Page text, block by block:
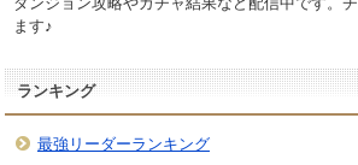
ます♪
ランキング
最強リーダーランキング